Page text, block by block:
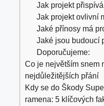
Jak projekt
Jak projekt ovlivní
Jaké přínosy má
Jaké jsou budoucí
Doporučujeme:
Co je největším snem
nejdůležitějších přání
Kdy se do Škody
ramena: 5 klíčových